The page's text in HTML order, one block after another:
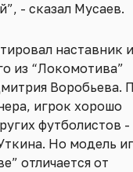
- сказал Мусаев.
наставник
из “Локомотива”
Воробьева.
игрок хорошо
футболистов -
Но модель
отличается от